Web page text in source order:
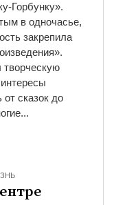
Горбунку».
в одночасье,
закрепила
сказок до